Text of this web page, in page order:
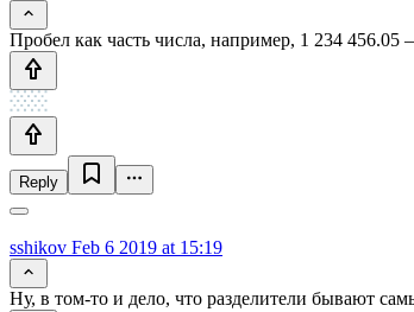
Пробел как часть числа, например, 1 234
Reply
sshikov Feb 6 2019 at 15:19
Ну, в том-то и дело, что разделители бывают